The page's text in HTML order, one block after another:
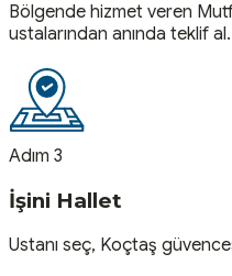
Bölgende hizmet veren
ustalarından anında teklif al.
Adım 3
İşini Hallet
Ustanı seç, Koçtaş